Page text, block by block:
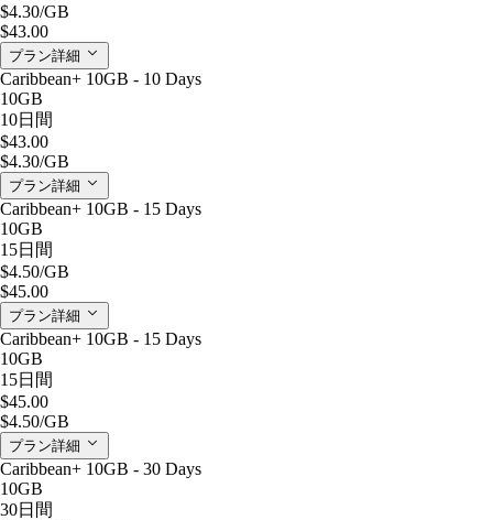
$4.30/GB
$43.00
プラン詳細
Caribbean+ 10GB - 10 Days
10GB
10日間
$43.00
$4.30/GB
プラン詳細
Caribbean+ 10GB - 15 Days
10GB
15日間
$4.50/GB
$45.00
プラン詳細
Caribbean+ 10GB - 15 Days
10GB
15日間
$45.00
$4.50/GB
プラン詳細
Caribbean+ 10GB - 30 Days
10GB
30日間